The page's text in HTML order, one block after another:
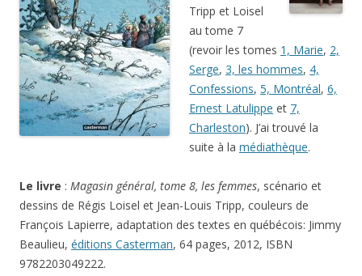
Tripp et Loisel
au tome 7
(revoir les tomes 1, Marie, 2,
Serge, 3, les hommes, 4,
Confessions, 5, Montréal, 6,
Ernest Latulippe et 7,
Charleston). J’ai trouvé la
suite à la médiathèque.
Le livre : Magasin général, tome 8, les femmes, scénario et
dessins de Régis Loisel et Jean-Louis Tripp, couleurs de
François Lapierre, adaptation des textes en québécois: Jimmy
Beaulieu, éditions Casterman, 64 pages, 2012, ISBN
9782203049222.